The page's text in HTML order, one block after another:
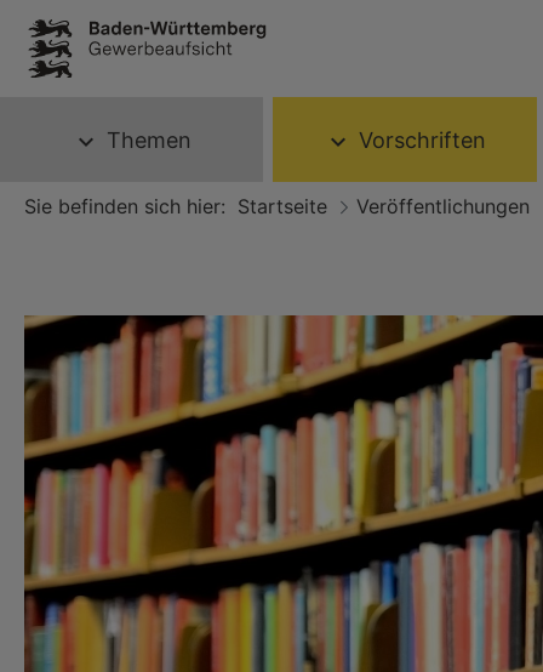
expand_more Themen expand_more Vorschriften
Sie befinden sich hier: Startseite Veröffentlichungen